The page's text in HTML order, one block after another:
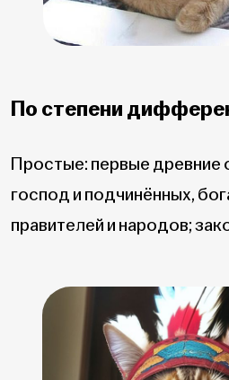
По степени
Простые: первые древние
господ и подчинённых,
правителей и народов;